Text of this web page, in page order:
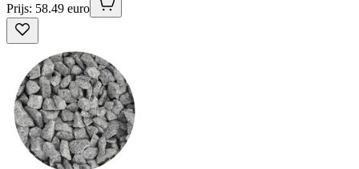
Prijs: 58.49 euro